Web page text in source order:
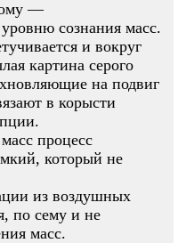
—
сознания масс.
и вокруг
картина серого
на подвиг
в корысти
процесс
который не
из воздушных
по сему и не
масс.